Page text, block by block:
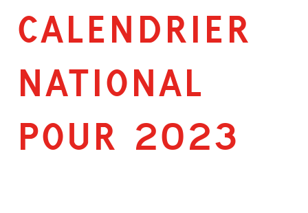
CALENDRIER
NATIONAL
POUR 2023